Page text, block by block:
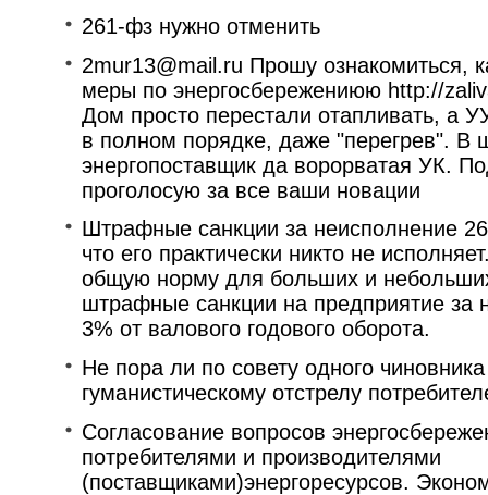
261-фз нужно отменить
2mur13@mail.ru Прошу ознакомиться,
меры по энергосбережениюю http://
Дом просто перестали отапливать, а
в полном порядке, даже "перегрев". В
энергопоставщик да ворорватая УК.
проголосую за все ваши новации
Штрафные санкции за неисполнение
что его практически никто не
общую норму для больших и
штрафные санкции на предприятие за
3% от валового годового оборота.
Не пора ли по совету одного
гуманистическому отстрелу
Согласование вопросов
потребителями и производителями
(поставщиками)энергоресурсов.